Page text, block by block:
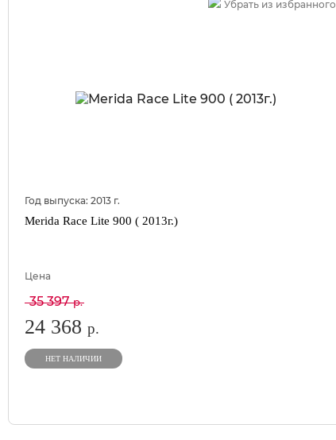
Убрать из избранного
Год выпуска: 2013 г.
Merida Race Lite 900 ( 2013г.)
Цена
35 397р.
24 368 р.
НЕТ НАЛИЧИИ